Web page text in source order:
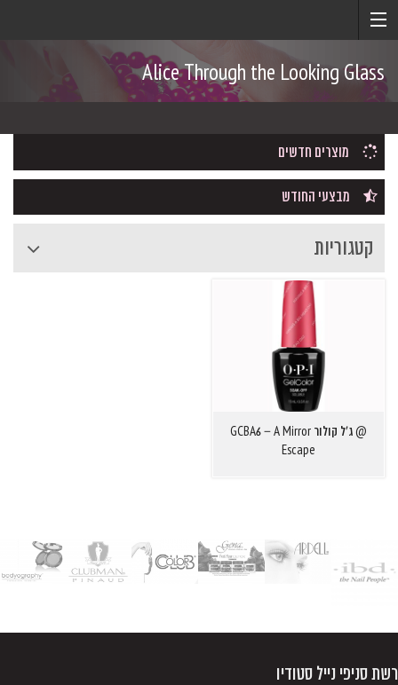
Alice Through the Looking Glass
מוצרים חדשים
מבצעי החודש
קטגוריות
@ ג'ל קולור GCBA6 – A Mirror
Escape
רשת סניפי נייל סטודיו